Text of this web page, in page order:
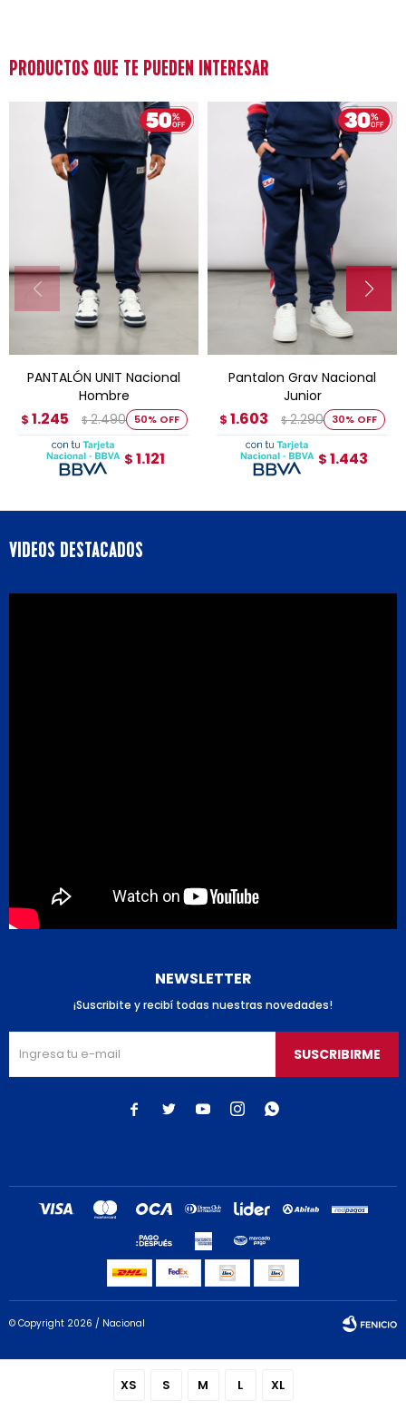
XS S M L XL
PRODUCTOS QUE TE PUEDEN INTERESAR
PANTALÓN UNIT Nacional
Hombre
$ 1.245 $ 2.490 50
$ 1.121
Pantalon Grav Nacional
Junior
$ 1.603 $ 2.290 30
$ 1.443
VIDEOS DESTACADOS
NEWSLETTER
¡Suscribite y recibí todas nuestras novedades!
SUSCRIBIRME
    
© Copyright 2026 / Nacional